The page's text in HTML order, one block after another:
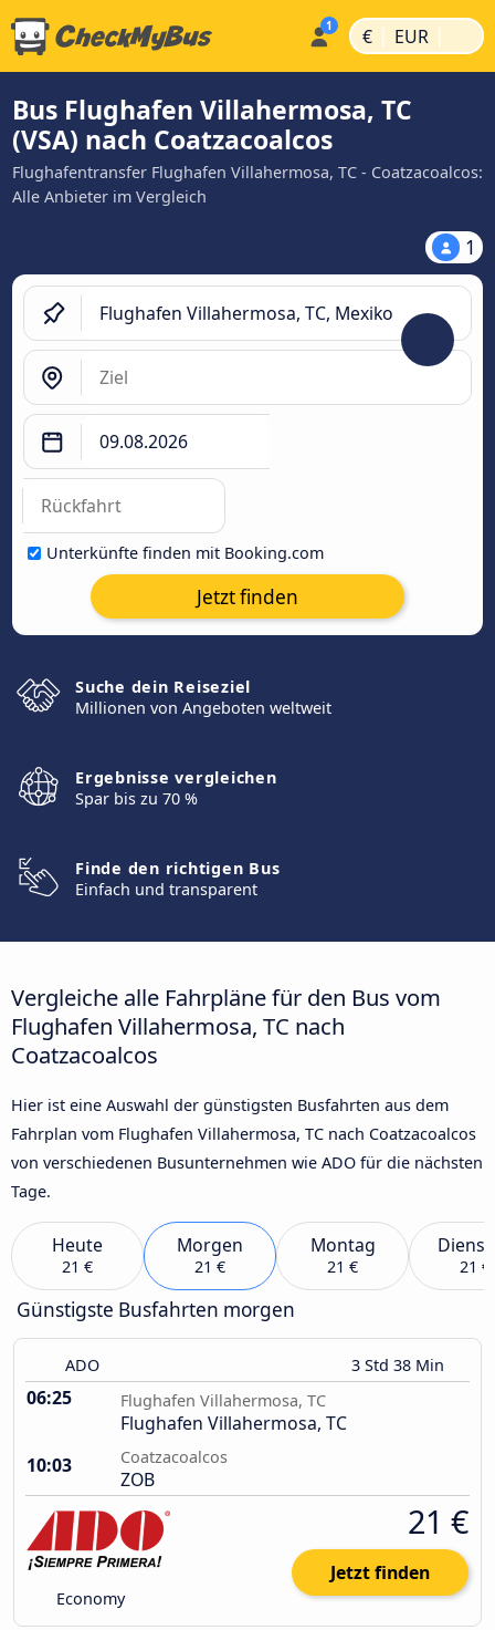
€ | EUR |
Bus Flughafen Villahermosa, TC
(VSA) nach Coatzacoalcos
Flughafentransfer Flughafen Villahermosa, TC - Coatzacoalcos:
Alle Anbieter im Vergleich
1
Unterkünfte finden mit Booking.com
Jetzt finden
Suche dein Reiseziel
Millionen von Angeboten weltweit
Ergebnisse vergleichen
Spar bis zu 70 %
Finde den richtigen Bus
Einfach und transparent
Vergleiche alle Fahrpläne für den Bus vom
Flughafen Villahermosa, TC nach
Coatzacoalcos
Hier ist eine Auswahl der günstigsten Busfahrten aus dem
Fahrplan vom Flughafen Villahermosa, TC nach Coatzacoalcos
von verschiedenen Busunternehmen wie ADO für die nächsten
Tage.
Heute
21 €
Morgen
21 €
Montag
21 € 21 €
Günstigste Busfahrten morgen
ADO 3 Std 38 Min
06:25 Flughafen Villahermosa, TC
Flughafen Villahermosa, TC
10:03
Coatzacoalcos
ZOB
Economy
21 €
Jetzt finden